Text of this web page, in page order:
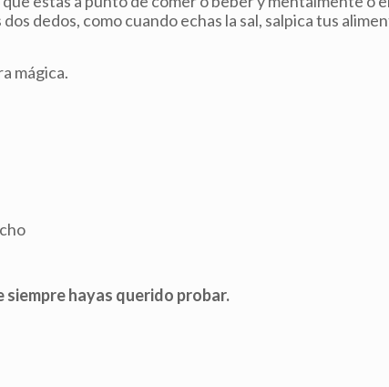
dedos, como cuando echas la sal, salpica tus
mágica.
siempre hayas querido probar.